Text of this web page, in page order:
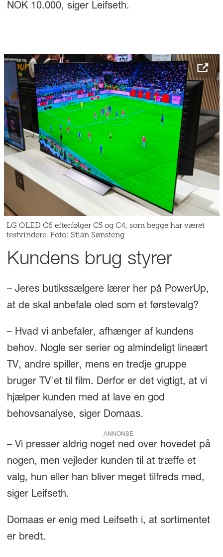
NOK 10.000, siger Leifseth.
LG OLED C6 efterfølger C5 og C4, som begge har været
testvindere. Foto: Stian Sønsteng
Kundens brug styrer
– Jeres butikssælgere lærer her på PowerUp,
at de skal anbefale oled som et førstevalg?
– Hvad vi anbefaler, afhænger af kundens
behov. Nogle ser serier og almindeligt lineært
TV, andre spiller, mens en tredje gruppe
bruger TV'et til film. Derfor er det vigtigt, at vi
hjælper kunden med at lave en god
behovsanalyse, siger Domaas.
ANNONSE
– Vi presser aldrig noget ned over hovedet på
nogen, men vejleder kunden til at træffe et
valg, hun eller han bliver meget tilfreds med,
siger Leifseth.
Domaas er enig med Leifseth i, at sortimentet
er bredt.